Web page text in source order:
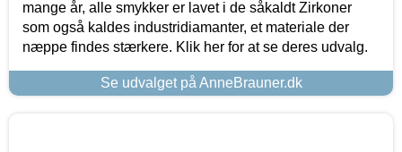
mange år, alle smykker er lavet i de såkaldt Zirkoner
som også kaldes industridiamanter, et materiale der
næppe findes stærkere. Klik her for at se deres udvalg.
Se udvalget på AnneBrauner.dk